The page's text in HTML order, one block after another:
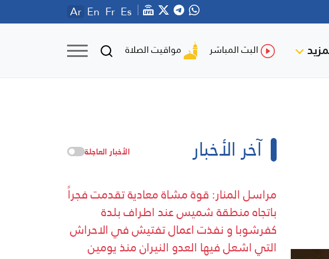
Ar En Fr Es
البث المباشر مواقيت الصلاة
آخر الأخبار الأخبار العاجلة
مراسل المنار: قوة مشاة معادية تقدمت فجراً
باتجاه منطقة شميس عند اطراف بلدة
كفرشوبا و نفذت اعمال تفتيش في الاحراش
التي اشعل فيها العدو النيران منذ يومين